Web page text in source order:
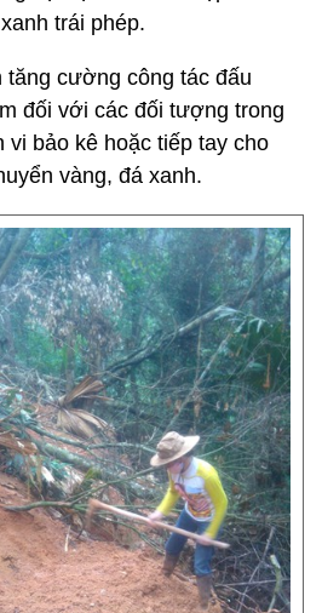
trái phép.
tăng cường công tác đấu
đối với các đối tượng trong
vi bảo kê hoặc tiếp tay cho
vàng, đá xanh.